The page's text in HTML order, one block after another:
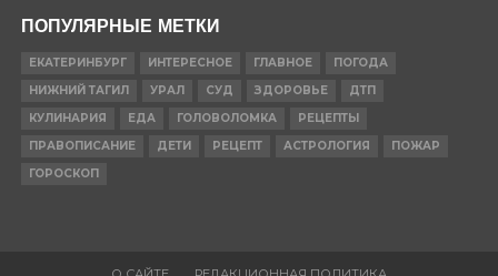
ПОПУЛЯРНЫЕ МЕТКИ
ЕКАТЕРИНБУРГ ИНТЕРЕСНОЕ ГЛАВНОЕ
ПОГОДА
НИЖНИЙ ТАГИЛ
УРАЛ СУД ЗДОРОВЬЕ
ДТП
КУЛИНАРИЯ
ЕДА ГОЛОВОЛОМКА
РЕЦЕПТЫ
ПРАВОПИСАНИЕ
ДЕТИ РЕЦЕПТ АСТРОЛОГИЯ
ПОЖАР
ГОРОСКОП